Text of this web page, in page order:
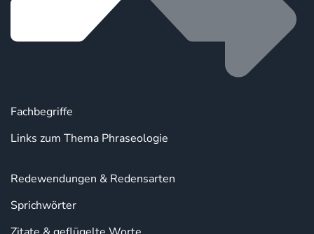
Fachbegriffe
Links zum Thema Phraseologie
Redewendungen & Redensarten
Sprichwörter